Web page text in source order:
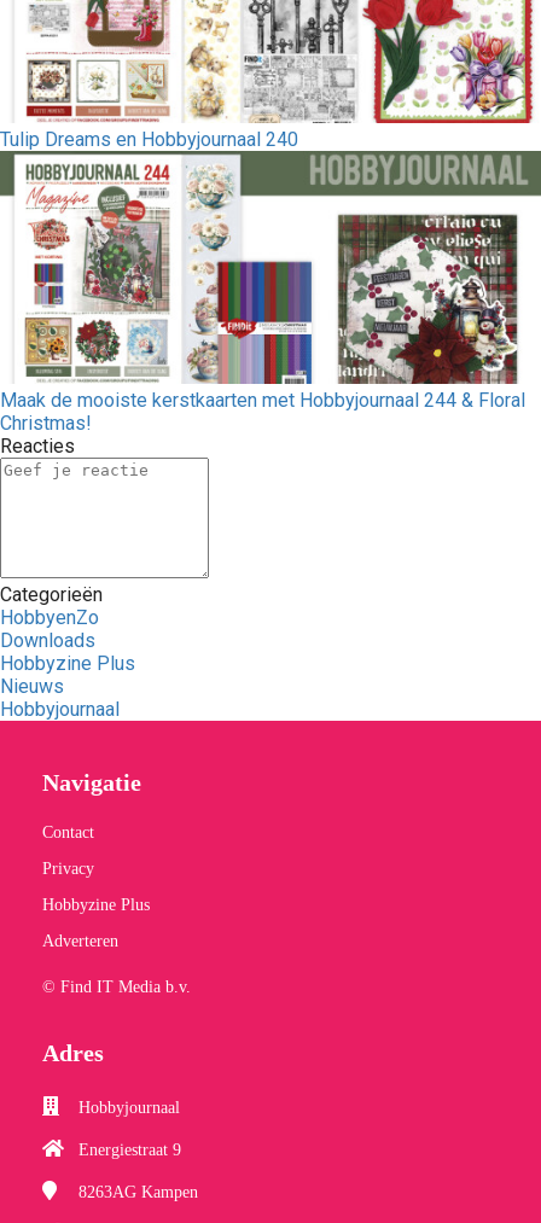
Tulip Dreams en Hobbyjournaal 240
Maak de mooiste kerstkaarten met Hobbyjournaal 244 & Floral
Christmas!
Reacties
Categorieën
HobbyenZo
Downloads
Hobbyzine Plus
Nieuws
Hobbyjournaal
Navigatie
Contact
Privacy
Hobbyzine Plus
Adverteren
© Find IT Media b.v.
Adres
Hobbyjournaal
Energiestraat 9
8263AG Kampen